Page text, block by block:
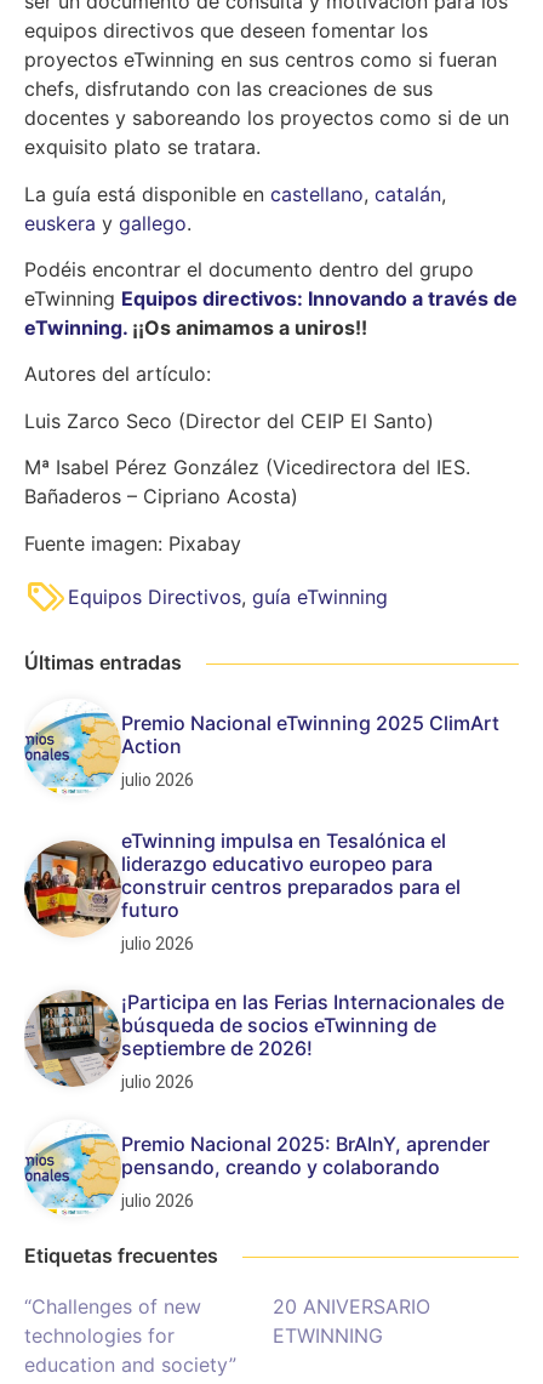
equipos directivos que deseen fomentar los
proyectos eTwinning en sus centros como si fueran
chefs, disfrutando con las creaciones de sus
docentes y saboreando los proyectos como si de un
exquisito plato se tratara.
La guía está disponible en castellano, catalán,
euskera y gallego.
Podéis encontrar el documento dentro del grupo
eTwinning Equipos directivos: Innovando a través de
eTwinning. ¡¡Os animamos a uniros!!
Autores del artículo:
Luis Zarco Seco (Director del CEIP El Santo)
Mª Isabel Pérez González (Vicedirectora del IES.
Bañaderos – Cipriano Acosta)
Fuente imagen: Pixabay
Equipos Directivos, guía eTwinning
Últimas entradas
Premio Nacional eTwinning 2025 ClimArt
Action
julio 2026
eTwinning impulsa en Tesalónica el
liderazgo educativo europeo para
construir centros preparados para el
futuro
julio 2026
¡Participa en las Ferias Internacionales de
búsqueda de socios eTwinning de
septiembre de 2026!
julio 2026
Premio Nacional 2025: BrAInY, aprender
pensando, creando y colaborando
julio 2026
Etiquetas frecuentes
“Challenges of new
technologies for
education and society”
20 ANIVERSARIO
ETWINNING